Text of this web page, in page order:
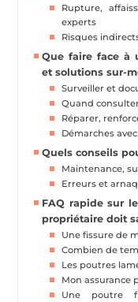
Rupture,
experts
Risques
Que faire face à
et solutions sur-
Surveiller et
Quand
Réparer,
Démarches
Quels conseils
Maintenance,
Erreurs et
FAQ rapide sur
propriétaire doit
Une fissure de
Combien de
Les poutres
Mon assurance
Une poutre